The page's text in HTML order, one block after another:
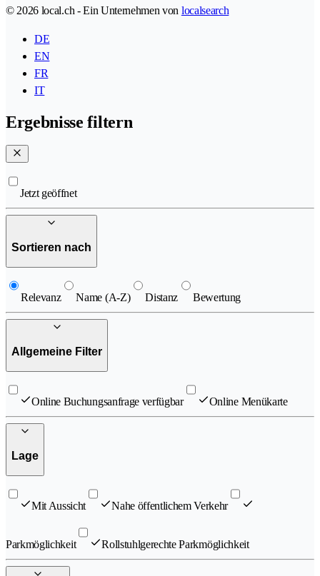
© 2026 local.ch - Ein Unternehmen von localsearch
DE
EN
FR
IT
Ergebnisse filtern
Jetzt geöffnet
Sortieren nach
Relevanz Name (A-Z) Distanz Bewertung
Allgemeine Filter
Online Buchungsanfrage verfügbar Online Menükarte
Lage
Mit Aussicht Nahe öffentlichem Verkehr
Parkmöglichkeit Rollstuhlgerechte Parkmöglichkeit